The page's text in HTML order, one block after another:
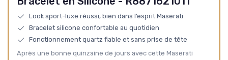
Look sport-luxe réussi, bien dans l’esprit Maserati
Bracelet silicone confortable au quotidien
Fonctionnement quartz fiable et sans prise de tête
Après une bonne quinzaine de jours avec cette Maserati